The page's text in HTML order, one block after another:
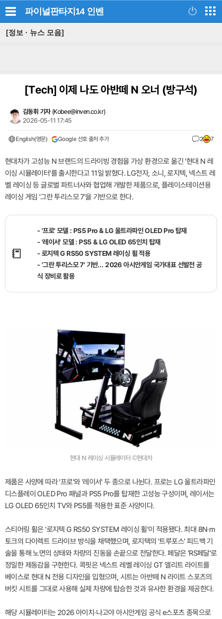
파이널판타지14 인벤
[정보 · 뉴스 모음]
[Tech]이제 나도 아반떼 N 오너 (방구석)
김동휘 기자 (Kobee@inven.co.kr)
2026-05-11 17:45
English(영문) Google 선호 출처 추가 2 7
현대차가 고성능 N 브랜드의 드라이빙 경험을 가상 환경으로 옮긴 '현대 N 레
이싱 시뮬레이터'를 출시한다고 11일 밝혔다. LG전자, 소니, 로지텍, 넥스트 레
벨 레이싱 등 글로벌 파트너사와 협업해 개발한 제품으로, 플레이스테이션용
레이싱 게임 '그란 투리스모 7'을 기반으로 한다.
📒
- '프로' 모델 : PS5 Pro & LG 울트라파인 OLED Pro 탑재
- '레이서' 모델 : PS5 & LG OLED 65인치 탑재
- 로지텍 G RS50 SYSTEM 레이싱 휠 적용
- '그란 투리스모 7' 기반… 2026 아시안게임 국가대표 선발전 공
식 장비로 활용
현대 N 레이싱 시뮬레이터 ©현대차
제품은 사양에 따라 '프로'와 '레이서' 두 종으로 나뉜다. 프로는 LG 울트라파인
디스플레이 OLED Pro 패널과 PS5 Pro를 탑재한 고성능 구성이며, 레이서는
LG OLED 65인치 TV와 PS5를 적용한 표준 사양이다.
스티어링 휠은 '로지텍 G RS50 SYSTEM 레이싱 휠'이 적용됐다. 최대 8N·m
토크의 다이렉트 드라이브 방식을 채택했으며, 로지텍의 '트루포스' 피드백 기
술을 통해 노면의 상태와 차량의 진동을 손끝으로 전달한다. 페달은 'RS페달'로
정밀한 제동감을 구현한다. 콕핏은 넥스트 레벨 레이싱 GT 엘리트 라이트를
베이스로 현대 N 전용 디자인을 입혔으며, 시트는 아반떼 N 라이트 스포츠의
버킷 시트를 그대로 사용해 실제 차량에 탑승한 것과 유사한 환경을 제공한다.
해당 시뮬레이터는 2026 아이치·나고야 아시안게임 공식 e스포츠 종목으로